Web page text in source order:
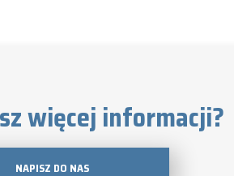
więcej informacji?
NAPISZ DO NAS